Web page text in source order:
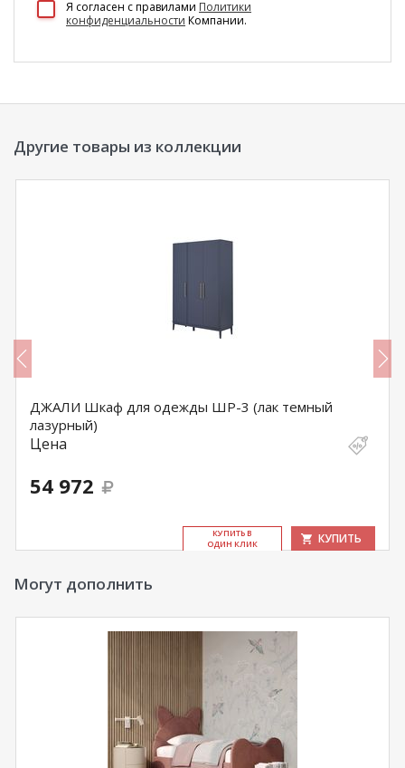
Я согласен c правилами Политики
конфиденциальности Компании.
Другие товары из коллекции
ДЖАЛИ Шкаф для одежды ШР-3 (лак темный
лазурный)
Цена
54 972
КУ­ПИТЬ В
ОДИН КЛИК
КУПИТЬ
Могут дополнить